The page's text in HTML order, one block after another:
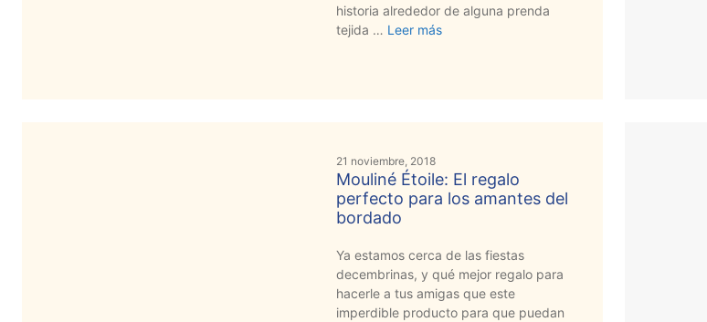
historia alrededor de alguna prenda
tejida … Leer más
21 noviembre, 2018
Mouliné Étoile: El regalo
perfecto para los amantes del
bordado
Ya estamos cerca de las fiestas
decembrinas, y qué mejor regalo para
hacerle a tus amigas que este
imperdible producto para que puedan